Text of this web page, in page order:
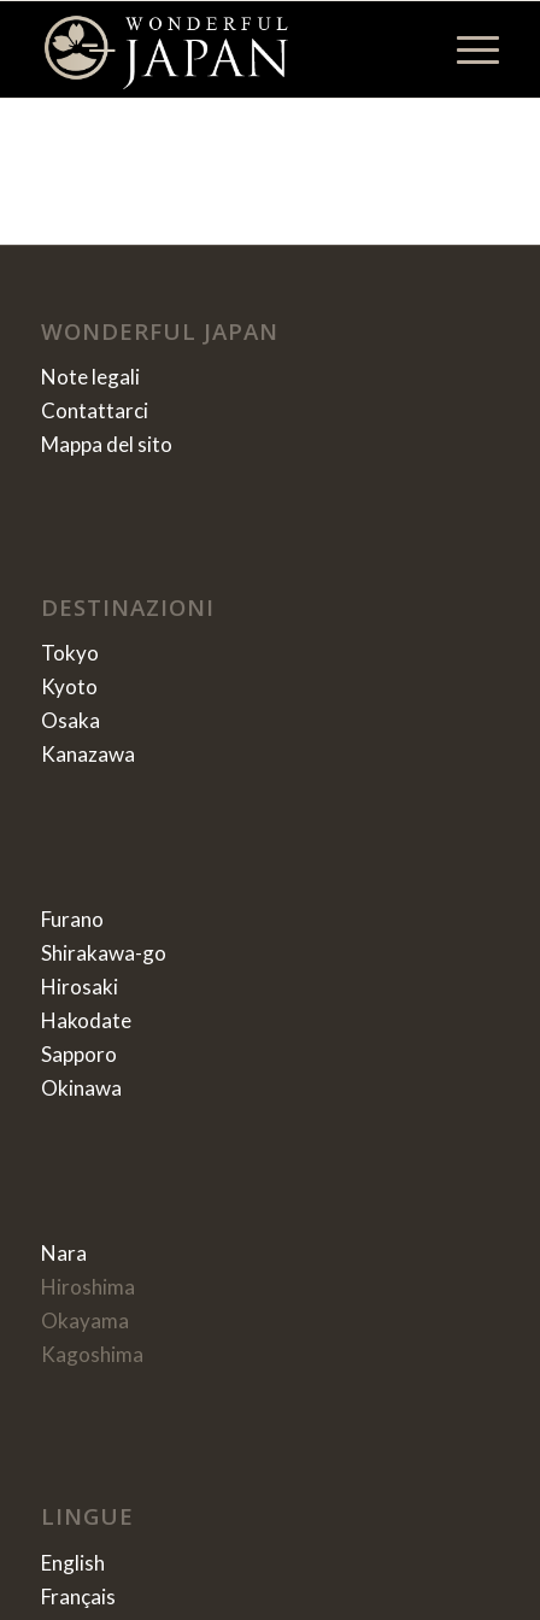
WONDERFUL JAPAN
Note legali
Contattarci
Mappa del sito
DESTINAZIONI
Tokyo
Kyoto
Osaka
Kanazawa
Furano
Shirakawa-go
Hirosaki
Hakodate
Sapporo
Okinawa
Nara
Hiroshima
Okayama
Kagoshima
LINGUE
English
Français